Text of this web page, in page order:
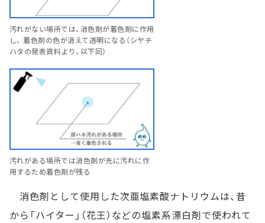
汚れがない場所では、消色剤が着色剤に作用
し、 着色剤の色が消えて透明になる（シヤチ
ハタの発表資料より、以下同）
汚れがある場所では消色剤が先に汚れに作
用するため着色剤が残る
消色剤として使用した次亜塩素酸ナトリウムは、昔
から「ハイター」（花王）などの塩素系漂白剤で使われて